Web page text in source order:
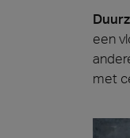
een
met